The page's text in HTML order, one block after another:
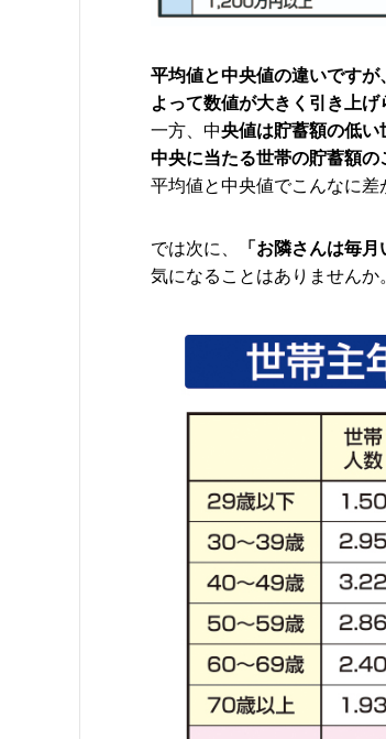
平均値と中央値の違いです
よって数値が大きく引き上げ
一方、中央値は貯蓄額の低い
中央に当たる世帯の貯蓄額
平均値と中央値でこんなに差
では次に、 「お隣さんは毎
気になることはありませんか